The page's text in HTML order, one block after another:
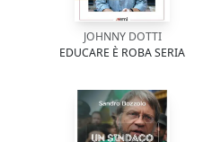
JOHNNY DOTTI
EDUCARE È ROBA SERIA